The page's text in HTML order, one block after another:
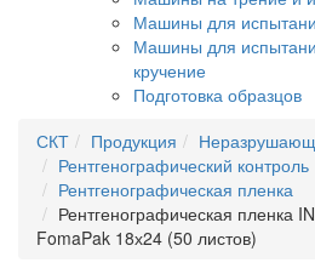
Машины для
Машины для
кручение
Подготовка образцов
СКТ
Продукция
Рентгенографический контроль
Рентгенографическая пленка
Рентгенографическая пленка
FomaPak 18х24 (50 листов)